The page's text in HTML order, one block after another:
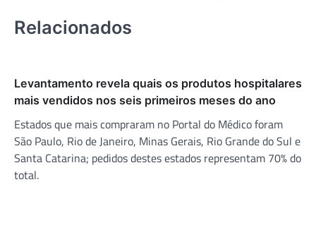
Relacionados
Levantamento revela quais os produtos hospitalares
mais vendidos nos seis primeiros meses do ano
Estados que mais compraram no Portal do Médico foram
São Paulo, Rio de Janeiro, Minas Gerais, Rio Grande do Sul e
Santa Catarina; pedidos destes estados representam 70% do
total.